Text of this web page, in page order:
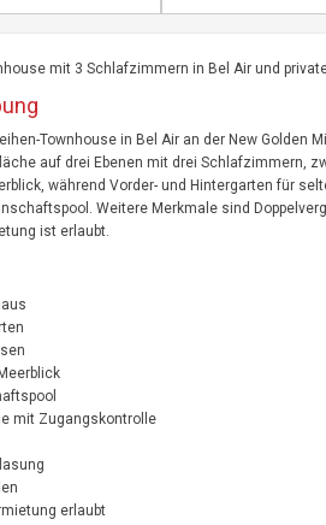
mit 3 Schlafzimmern in Bel Air und
Townhouse in Bel Air an der New Golden
auf drei Ebenen mit drei Schlafzimmern,
während Vorder- und Hintergarten für
Weitere Merkmale sind
ist erlaubt.
mit Zugangskontrolle
erlaubt